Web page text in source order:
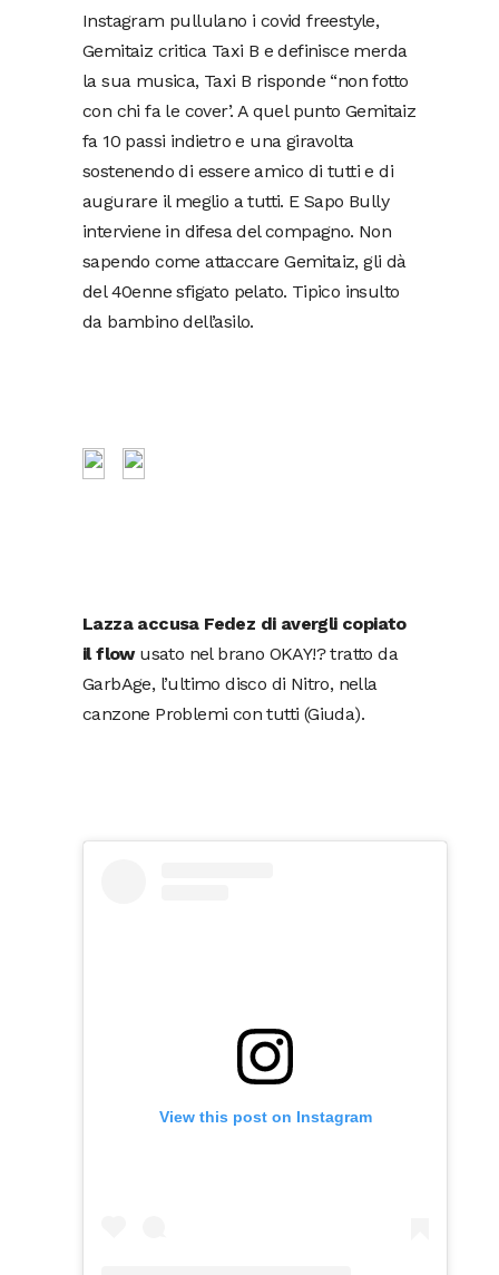
Instagram pullulano i covid freestyle,
Gemitaiz critica Taxi B e definisce merda
la sua musica, Taxi B risponde “non fotto
con chi fa le cover’. A quel punto Gemitaiz
fa 10 passi indietro e una giravolta
sostenendo di essere amico di tutti e di
augurare il meglio a tutti. E Sapo Bully
interviene in difesa del compagno. Non
sapendo come attaccare Gemitaiz, gli dà
del 40enne sfigato pelato. Tipico insulto
da bambino dell’asilo.
Lazza accusa Fedez di avergli copiato
il flowusato nel brano OKAY!? tratto da
GarbAge, l’ultimo disco di Nitro, nella
canzone Problemi con tutti (Giuda).
View this post on Instagram